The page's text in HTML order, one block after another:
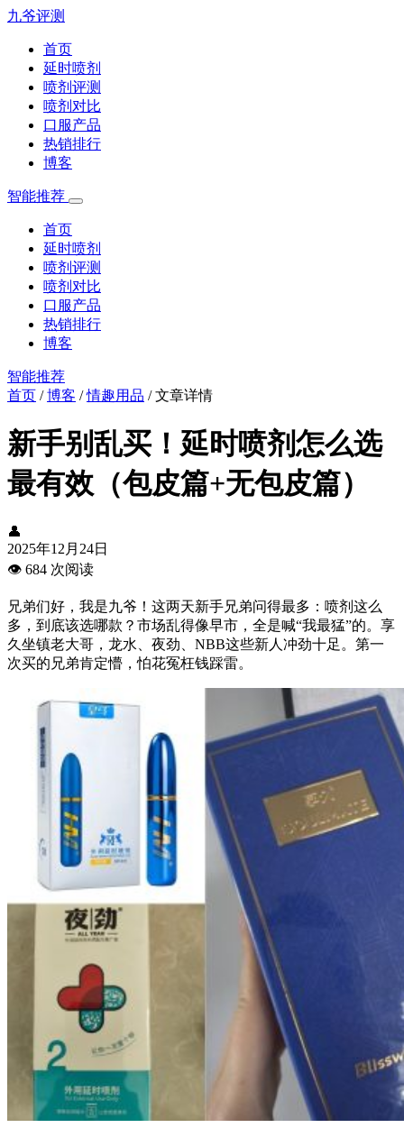
九爷评测
首页
延时喷剂
喷剂评测
喷剂对比
口服产品
热销排行
博客
智能推荐
首页
延时喷剂
喷剂评测
喷剂对比
口服产品
热销排行
博客
智能推荐
首页 /博客 /情趣用品 /文章详情
新手别乱买！延时喷剂怎么选
最有效（包皮篇+无包皮篇）
👤
2025年12月24日
👁️ 684 次阅读
兄弟们好，我是九爷！这两天新手兄弟问得最多：喷剂这么
多，到底该选哪款？市场乱得像早市，全是喊“我最猛”的。享
久坐镇老大哥，龙水、夜劲、NBB这些新人冲劲十足。第一
次买的兄弟肯定懵，怕花冤枉钱踩雷。